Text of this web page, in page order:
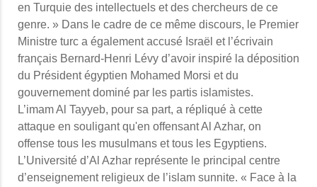
en Turquie des intellectuels et des chercheurs de ce
genre. » Dans le cadre de ce même discours, le Premier
Ministre turc a également accusé Israël et l’écrivain
français Bernard-Henri Lévy d’avoir inspiré la déposition
du Président égyptien Mohamed Morsi et du
gouvernement dominé par les partis islamistes.
L’imam Al Tayyeb, pour sa part, a répliqué à cette
attaque en souligant qu'en offensant Al Azhar, on
offense tous les musulmans et tous les Egyptiens.
L’Université d’Al Azhar représente le principal centre
d’enseignement religieux de l’islam sunnite. « Face à la